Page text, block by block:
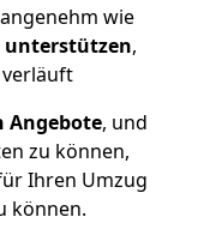
wie
unterstützen,
Angebote, und
zu können,
Ihren Umzug
können.